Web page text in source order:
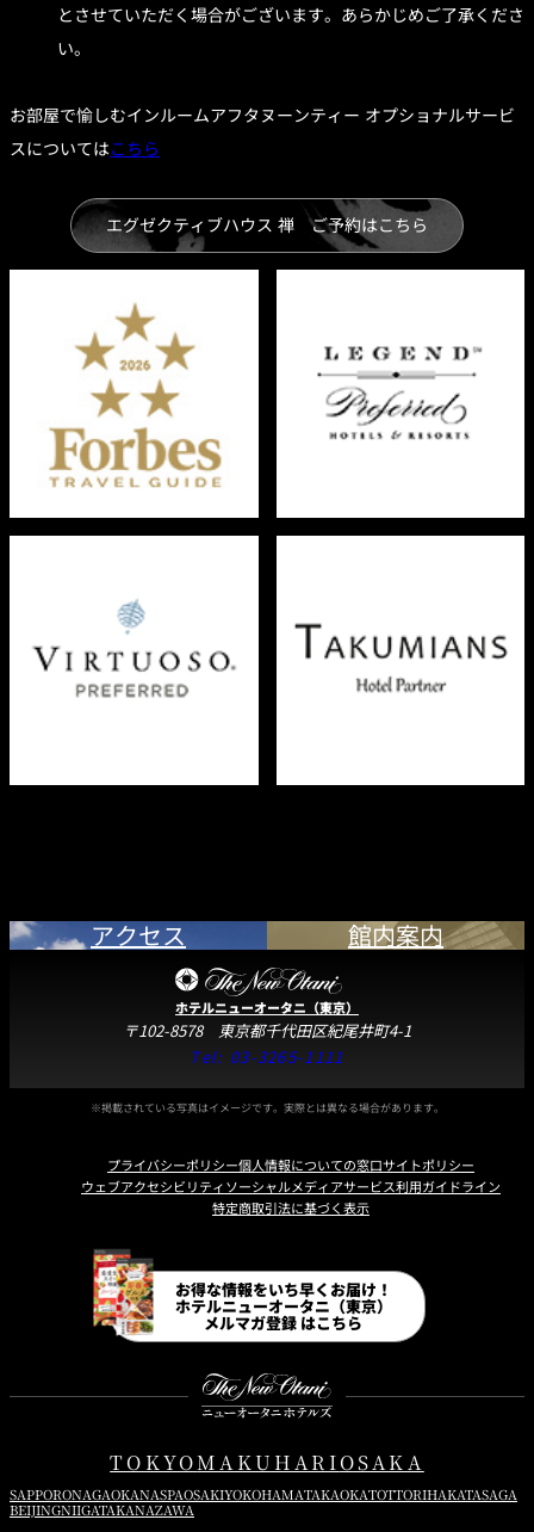
とさせていただく場合がございます。あらかじめご了承くださ
い。
お部屋で愉しむインルームアフタヌーンティー オプショナルサービ
スについてはこちら
エグゼクティブハウス 禅 ご予約はこちら
アクセス 館内案内
ホテルニューオータニ（東京）
〒102-8578 東京都千代田区紀尾井町4-1
Tel: 03-3265-1111
※掲載されている写真はイメージです。実際とは異なる場合があります。
プライバシーポリシー個人情報についての窓口サイトポリシー
ウェブアクセシビリティソーシャルメディアサービス利用ガイドライン
特定商取引法に基づく表示
お得な情報をいち早くお届け！
ホテルニューオータニ（東京）
メルマガ登録 はこちら
TOKYOMAKUHARIOSAKA
SAPPORONAGAOKANASPAOSAKIYOKOHAMATAKAOKATOTTORIHAKATASAGA
BEIJINGNIIGATAKANAZAWA